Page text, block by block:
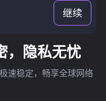
继续
隐私无忧
速稳定，畅享全球网络